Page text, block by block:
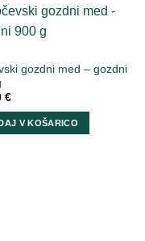
gozdni med – gozdni
€
V KOŠARICO